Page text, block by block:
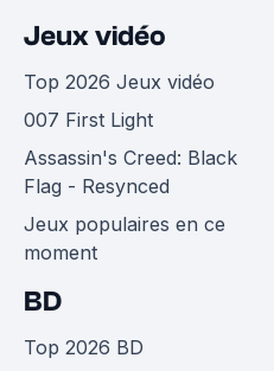
Jeux vidéo
Top 2026 Jeux vidéo
007 First Light
Assassin's Creed: Black
Flag - Resynced
Jeux populaires en ce
moment
BD
Top 2026 BD